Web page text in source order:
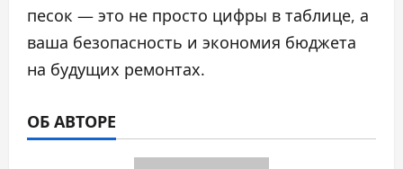
песок — это не просто цифры в таблице, а
ваша безопасность и экономия бюджета
на будущих ремонтах.
ОБ АВТОРЕ